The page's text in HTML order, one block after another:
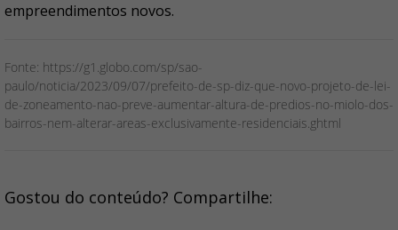
empreendimentos novos.
Fonte: https://g1.globo.com/sp/sao-
paulo/noticia/2023/09/07/prefeito-de-sp-diz-que-novo-projeto-de-lei-
de-zoneamento-nao-preve-aumentar-altura-de-predios-no-miolo-dos-
bairros-nem-alterar-areas-exclusivamente-residenciais.ghtml
Gostou do conteúdo? Compartilhe: